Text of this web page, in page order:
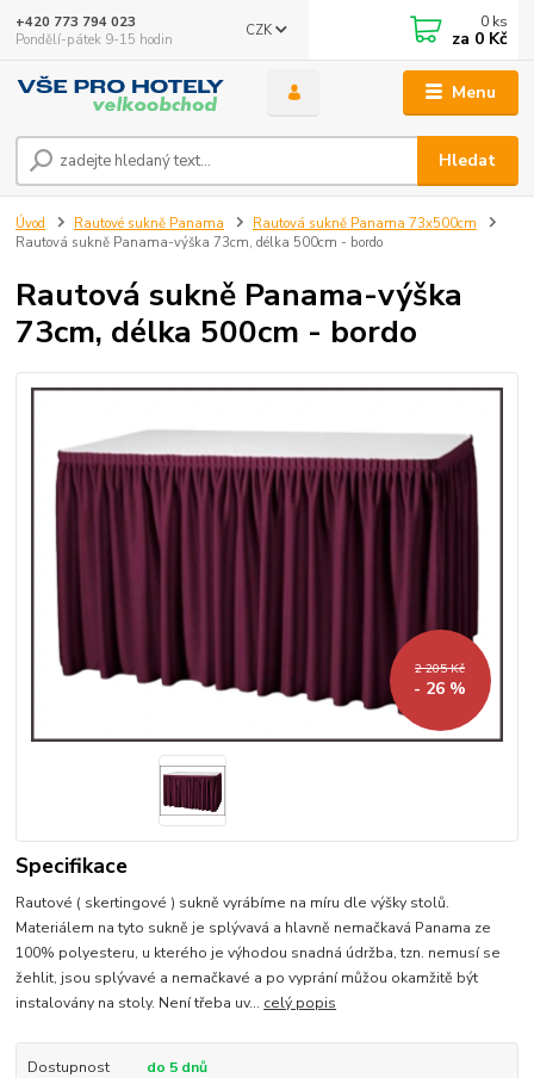
Menu
CZK
Hledat
+420 773 794 023
Pondělí-pátek 9-15 hodin
0 ks
za 0 Kč
Úvod Rautové sukně Panama
Rautová sukně Panama 73x500cm
Rautová sukně Panama-výška 73cm, délka 500cm - bordo
Rautová sukně Panama-výška
73cm, délka 500cm - bordo
2 205 Kč
- 26 %
Specifikace
Rautové ( skertingové ) sukně vyrábíme na míru dle výšky stolů.
Materiálem na tyto sukně je splývavá a hlavně nemačkavá Panama ze
100% polyesteru, u kterého je výhodou snadná údržba, tzn. nemusí se
žehlit, jsou splývavé a nemačkavé a po vyprání můžou okamžitě být
instalovány na stoly. Není třeba uv... celý popis
Dostupnost do 5 dnů